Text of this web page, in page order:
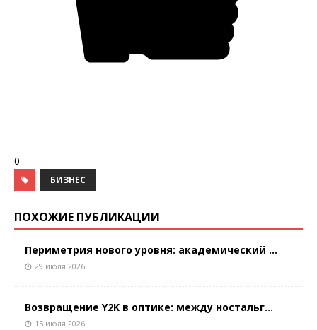
0
БИЗНЕС
ПОХОЖИЕ ПУБЛИКАЦИИ
Периметрия нового уровня: академический ...
29 июля 2026
Возвращение Y2K в оптике: между ностальг...
15 июля 2026